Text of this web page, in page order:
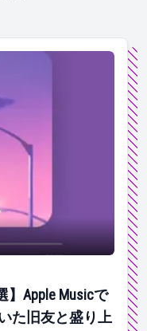
Musicで同じプレ
】Apple Musicで
た旧友と盛り上